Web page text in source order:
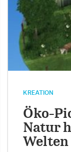
KREATION
Öko-
Natur
Welten